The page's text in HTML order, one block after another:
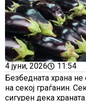
4 јуни, 2026
11:54
Безбедната храна не
на секој граѓанин.
сигурен дека